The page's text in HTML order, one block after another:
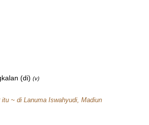
(di) (v)
itu ~ di Lanuma Iswahyudi, Madiun